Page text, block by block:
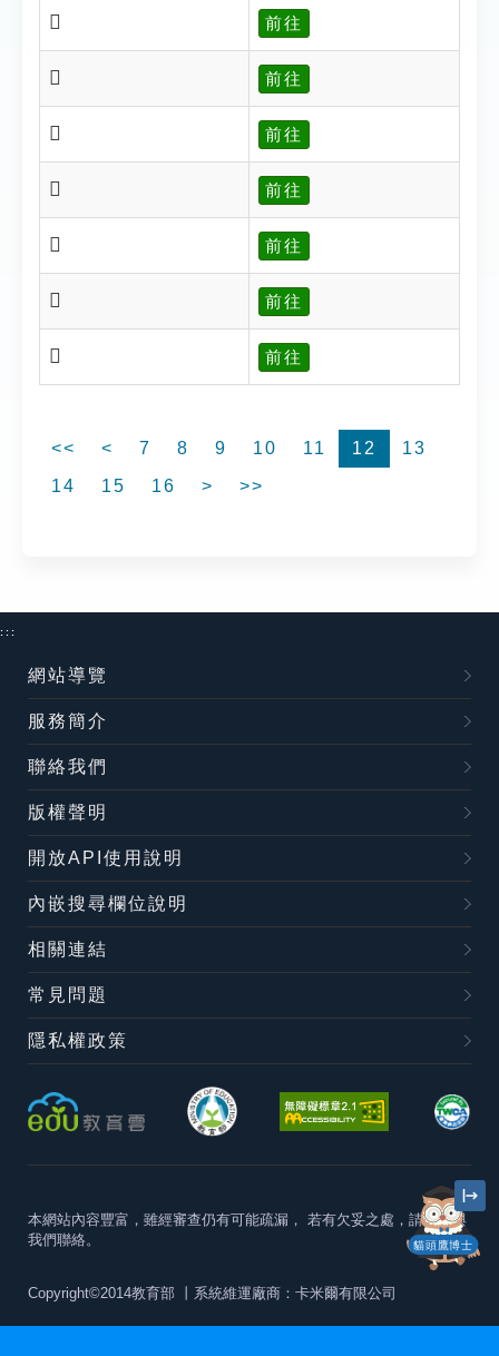
𦐎 前往
𦐓 前往
𦐕 前往
𦐖 前往
𦐗 前往
𦐘 前往
𦐙 前往
<< < 7 8 9 10 11 12
13
14
15 16 > >>
貓頭鷹博士
:::
網站導覽
服務簡介
聯絡我們
版權聲明
開放API使用說明
內嵌搜尋欄位說明
相關連結
常見問題
隱私權政策
本網站內容豐富，雖經審查仍有可能疏漏， 若有欠妥之處，請隨時與
我們聯絡。
Copyright©2014教育部 丨系統維運廠商：卡米爾有限公司